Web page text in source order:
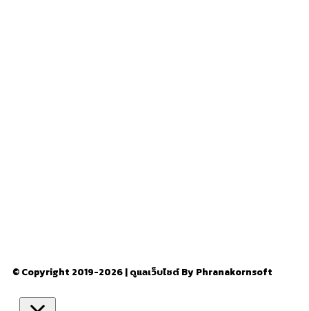
© Copyright 2019-2026 | ดูแลเว็บไซต์ By Phranakornsoft